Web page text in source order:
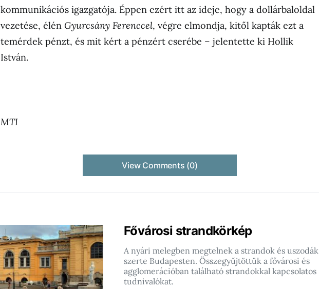
kommunikációs igazgatója. Éppen ezért itt az ideje, hogy a dollárbaloldal
vezetése, élén Gyurcsány Ferenccel, végre elmondja, kitől kapták ezt a
temérdek pénzt, és mit kért a pénzért cserébe – jelentette ki Hollik
István.
MTI
View Comments (0)
Fővárosi strandkörkép
A nyári melegben megtelnek a strandok és uszodák
szerte Budapesten. Összegyűjtöttük a fővárosi és
agglomerációban található strandokkal kapcsolatos
tudnivalókat.